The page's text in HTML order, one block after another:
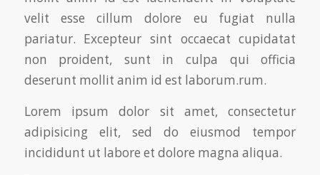
velit esse cillum dolore eu fugiat nulla
pariatur. Excepteur sint occaecat cupidatat
non proident, sunt in culpa qui officia
deserunt mollit anim id est laborum.rum.
Lorem ipsum dolor sit amet, consectetur
adipisicing elit, sed do eiusmod tempor
incididunt ut labore et dolore magna aliqua.